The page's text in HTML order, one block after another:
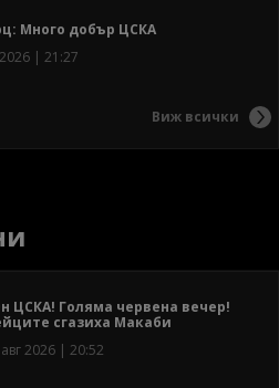
Много добър ЦСКА
| 21:27
Виж всички
ЦСКА! Голяма червена вечер!
сгазиха Макаби
2026 | 20:52